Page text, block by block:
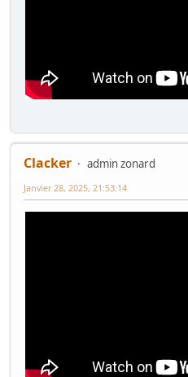
Clacker
admin zonard
Janvier 28, 2025, 21:53:14